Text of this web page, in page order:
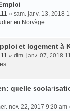
» sam. janv. 13, 2018
en Norvège
et logement à
» dim. janv. 07, 2018
quelle
nov. 22, 2017 9:20 am